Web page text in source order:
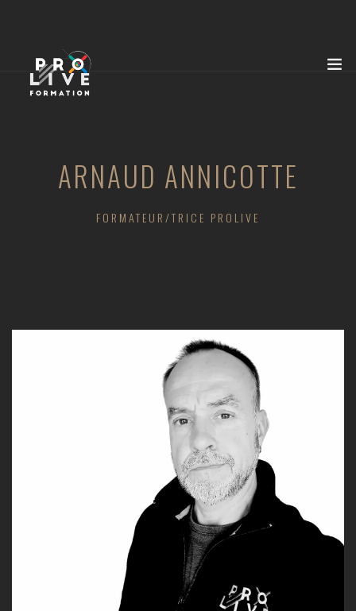
ARNAUD ANNICOTTE
FORMATEUR/TRICE PROLIVE